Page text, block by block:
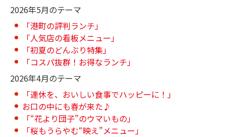
2026年5月のテーマ
「港町の評判ランチ」
「人気店の看板メニュー」
「初夏のどんぶり特集」
「コスパ抜群！お得なランチ」
2026年4月のテーマ
「連休を、おいしい食事でハッピーに！」
お口の中にも春が来た♪
「“花より団子”のウマいもの」
「桜もうらやむ“映え”メニュー」